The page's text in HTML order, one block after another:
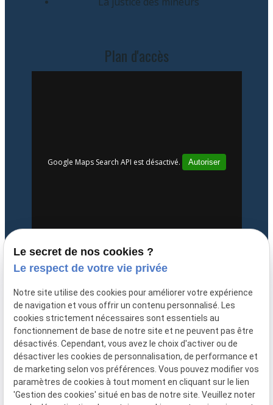
Plan d'accès
Google Maps Search API est désactivé. Autoriser
Mentions légales
Politique de
confidentialité
Plan
du site
Gestion des cookies
expand_less
Le secret de nos cookies ?
Le respect de votre vie privée
Notre site utilise des cookies pour améliorer votre expérience
de navigation et vous offrir un contenu personnalisé. Les
cookies strictement nécessaires sont essentiels au
fonctionnement de base de notre site et ne peuvent pas être
désactivés. Cependant, vous avez le choix d'activer ou de
désactiver les cookies de personnalisation, de performance et
de marketing selon vos préférences. Vous pouvez modifier vos
paramètres de cookies à tout moment en cliquant sur le lien
'Gestion des cookies' situé en bas de notre site. Veuillez noter